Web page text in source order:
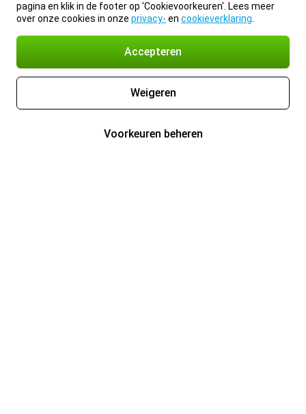
pagina en klik in de footer op 'Cookievoorkeuren'. Lees meer
over onze cookies in onze privacy- en cookieverklaring
Accepteren
Weigeren
Voorkeuren beheren